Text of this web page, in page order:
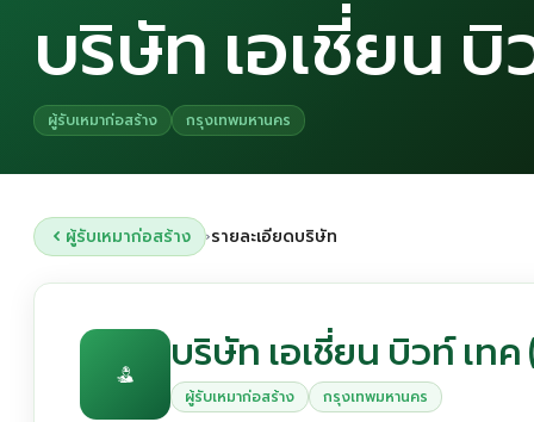
บริษัท เอเชี่ยน บิ
ผู้รับเหมาก่อสร้าง กรุงเทพมหานคร
ผู้รับเหมาก่อสร้าง ›รายละเอียดบริษัท
บริษัท เอเชี่ยน บิวท์ เทค
ผู้รับเหมาก่อสร้าง กรุงเทพมหานคร